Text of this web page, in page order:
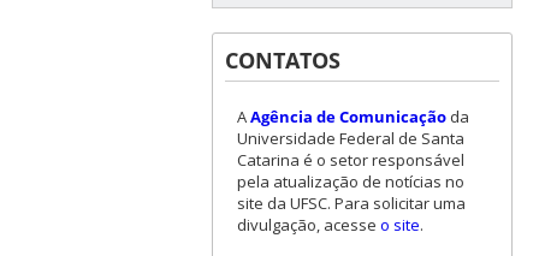
CONTATOS
AAgência de Comunicaçãoda
Universidade Federal de Santa
Catarina é o setor responsável
pela atualização de notícias no
site da UFSC. Para solicitar uma
divulgação, acesse o site.